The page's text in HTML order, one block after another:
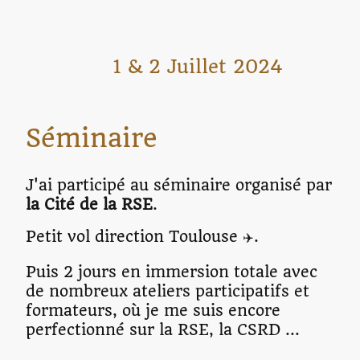
1 & 2 Juillet 2024
Séminaire
J'ai participé au séminaire organisé par
la Cité de la RSE.
Petit vol direction Toulouse ✈️.
Puis 2 jours en immersion totale avec
de nombreux ateliers participatifs et
formateurs, où je me suis encore
perfectionné sur la RSE, la CSRD ...